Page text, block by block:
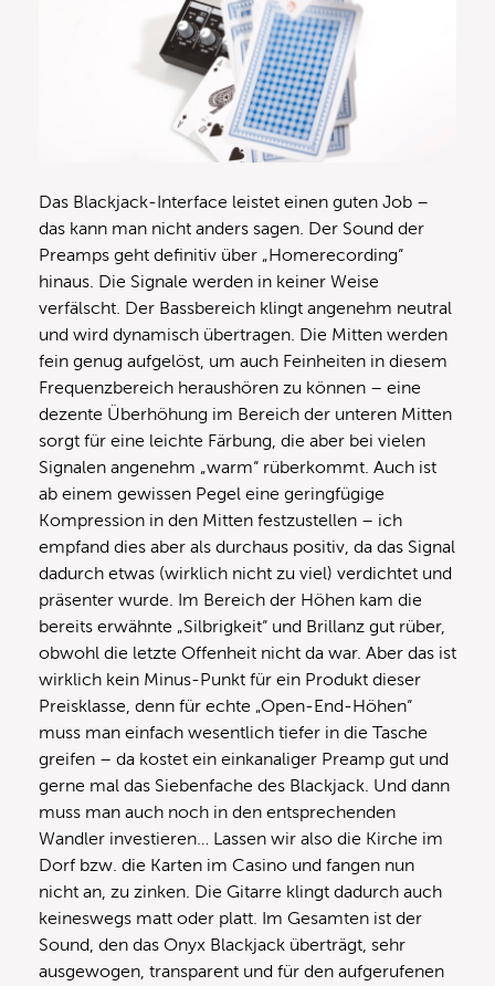
Das Blackjack-Interface leistet einen guten Job –
das kann man nicht anders sagen. Der Sound der
Preamps geht definitiv über „Homerecording“
hinaus. Die Signale werden in keiner Weise
verfälscht. Der Bassbereich klingt angenehm neutral
und wird dynamisch übertragen. Die Mitten werden
fein genug aufgelöst, um auch Feinheiten in diesem
Frequenzbereich heraushören zu können – eine
dezente Überhöhung im Bereich der unteren Mitten
sorgt für eine leichte Färbung, die aber bei vielen
Signalen angenehm „warm“ rüberkommt. Auch ist
ab einem gewissen Pegel eine geringfügige
Kompression in den Mitten festzustellen – ich
empfand dies aber als durchaus positiv, da das Signal
dadurch etwas (wirklich nicht zu viel) verdichtet und
präsenter wurde. Im Bereich der Höhen kam die
bereits erwähnte „Silbrigkeit“ und Brillanz gut rüber,
obwohl die letzte Offenheit nicht da war. Aber das ist
wirklich kein Minus-Punkt für ein Produkt dieser
Preisklasse, denn für echte „Open-End-Höhen“
muss man einfach wesentlich tiefer in die Tasche
greifen – da kostet ein einkanaliger Preamp gut und
gerne mal das Siebenfache des Blackjack. Und dann
muss man auch noch in den entsprechenden
Wandler investieren… Lassen wir also die Kirche im
Dorf bzw. die Karten im Casino und fangen nun
nicht an, zu zinken. Die Gitarre klingt dadurch auch
keineswegs matt oder platt. Im Gesamten ist der
Sound, den das Onyx Blackjack überträgt, sehr
ausgewogen, transparent und für den aufgerufenen